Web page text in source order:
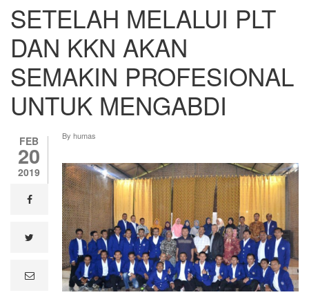
SETELAH MELALUI PLT
DAN KKN AKAN
SEMAKIN PROFESIONAL
UNTUK MENGABDI
FEB
20
2019
facebook
e
By humas